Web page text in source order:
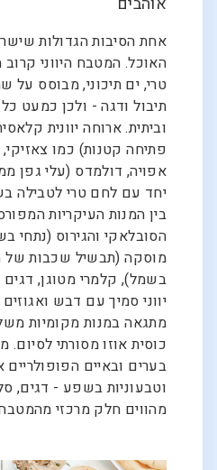
אחת הסיבות הגדולות
האוכל. המטבח היווני
טרי, ים תיכוני, מבוסס על
תיבול ודגה - ולכן כמעט
וביתית. ארוחה יוונית
פתיחה קטנות) כמו
אפויה, דולמדס (עלי גפן
יחד עם לחם טרי לטבילה
בין המנות העיקריות
הסובלאקי והגירוס (נתחי
מוסקה (תבשיל שכבות של
בשמל), קלמרי מטוגן, דגים
יווני סמיך עם דבש ואגוזים
מתגאה במנות מקומיות
כוסית אוזו מסורתי
בערים ובאיים הפופולריים
וטבעוניות בשפע - דגים,
מהווים חלק מרכזי